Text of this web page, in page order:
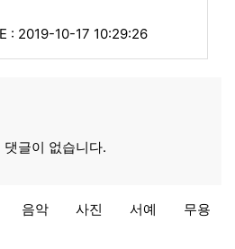
: 2019-10-17 10:29:26
댓글이 없습니다.
음악 사진 서예 무용
학생글쓰기한마당」 입상자 명단